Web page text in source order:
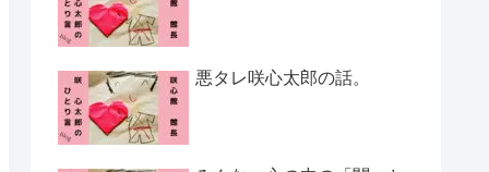
悪タレ咲心太郎の話。